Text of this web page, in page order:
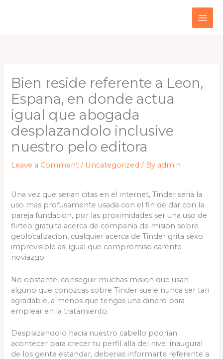
Bien reside referente a Leon,
Espana, en donde actua
igual que abogada
desplazandolo inclusive
nuestro pelo editora
Leave a Comment / Uncategorized / By admin
Una vez que serian citas en el internet, Tinder seri­a la
uso mas profusamente usada con el fin de dar con la
pareja fundacion, por las proximidades ser una uso de
flirteo gratuita acerca de compania de mision sobre
geolocalizacion, cualquier acerca de Tinder grita sexo
imprevisible asi­ igual que compromiso carente
noviazgo.
No obstante, conseguir muchas mision que usan
alguno que conozcas sobre Tinder suele nunca ser tan
agradable, a menos que tengas una dinero para
emplear en la tratamiento.
Desplazandolo hacia nuestro cabello podri­an
acontecer para crecer tu perfil alla del nivel inaugural
de los gente estandar, deberias informarte referente a